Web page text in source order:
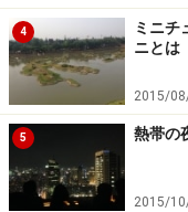
プライベートアイラ
海の眺めを満喫でき
4
ミニチ
ニとは
2015/
5 熱帯の
2015/